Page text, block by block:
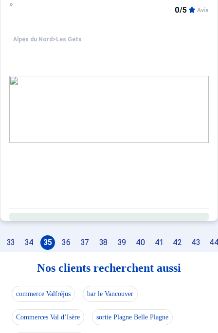
Alpes du Nord > Les Gets
0/5 Avis
33 34 35 36 37 38 39 40 41 42 43
Nos clients recherchent aussi
commerce Valfréjus bar le Vancouver
Commerces Val d’Isère sortie Plagne Belle Plagne